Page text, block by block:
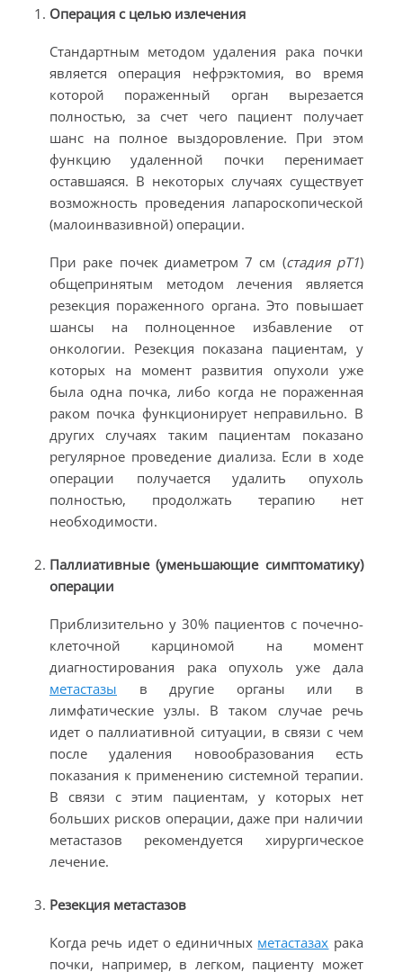
Операция с целью излечения
Стандартным методом удаления рака почки
является операция нефрэктомия, во время
которой пораженный орган вырезается
полностью, за счет чего пациент получает
шанс на полное выздоровление. При этом
функцию удаленной почки перенимает
оставшаяся. В некоторых случаях существует
возможность проведения лапароскопической
(малоинвазивной) операции.
При раке почек диаметром 7 см (стадия pT1)
общепринятым методом лечения является
резекция пораженного органа. Это повышает
шансы на полноценное избавление от
онкологии. Резекция показана пациентам, у
которых на момент развития опухоли уже
была одна почка, либо когда не пораженная
раком почка функционирует неправильно. В
других случаях таким пациентам показано
регулярное проведение диализа. Если в ходе
операции получается удалить опухоль
полностью, продолжать терапию нет
необходимости.
Паллиативные (уменьшающие симптоматику)
операции
Приблизительно у 30% пациентов с почечно-
клеточной карциномой на момент
диагностирования рака опухоль уже дала
метастазы в другие органы или в
лимфатические узлы. В таком случае речь
идет о паллиативной ситуации, в связи с чем
после удаления новообразования есть
показания к применению системной терапии.
В связи с этим пациентам, у которых нет
больших рисков операции, даже при наличии
метастазов рекомендуется хирургическое
лечение.
Резекция метастазов
Когда речь идет о единичных метастазах рака
почки, например, в легком, пациенту может